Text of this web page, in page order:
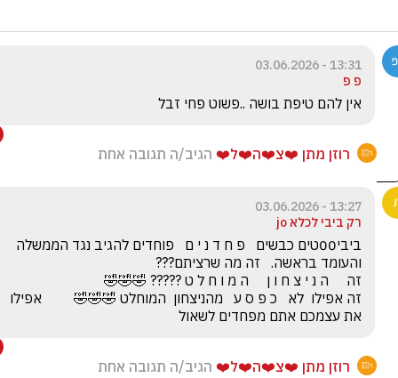
13:31 - 03.06.2026
פ פ
אין להם טיפת בושה ..פשוט פחי זבל
רוזן מתן ❤️צ❤️ה❤️ל❤️ הגיב/ה תגובה אחת
13:27 - 03.06.2026
רק ביבי לכלא jo
את עצמכם אתם מפחדים לשאול
רוזן מתן ❤️צ❤️ה❤️ל❤️ הגיב/ה תגובה אחת